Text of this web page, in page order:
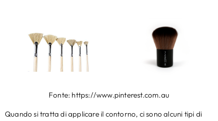
Fonte: https://www.pinterest.com.au
Quando si tratta di applicare il contorno, ci sono alcuni tipi di